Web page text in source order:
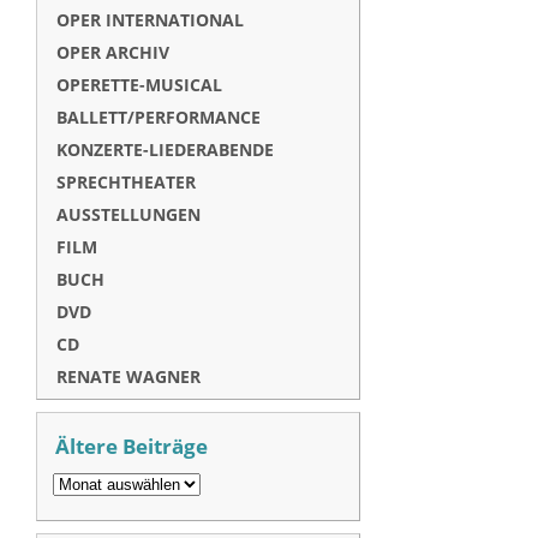
OPER INTERNATIONAL
OPER ARCHIV
OPERETTE-MUSICAL
BALLETT/PERFORMANCE
KONZERTE-LIEDERABENDE
SPRECHTHEATER
AUSSTELLUNGEN
FILM
BUCH
DVD
CD
RENATE WAGNER
Ältere Beiträge